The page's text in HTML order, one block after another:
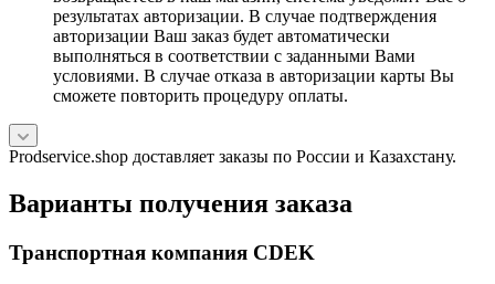
результатах авторизации. В случае подтверждения
авторизации Ваш заказ будет автоматически
выполняться в соответствии с заданными Вами
условиями. В случае отказа в авторизации карты Вы
сможете повторить процедуру оплаты.
Prodservice.shop доставляет заказы по России и Казахстану.
Варианты получения заказа
Транспортная компания CDEK